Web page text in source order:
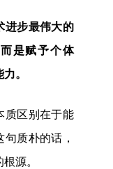
进步最伟大的
而是赋予个体
。
质区别在于能
质朴的话，
源。